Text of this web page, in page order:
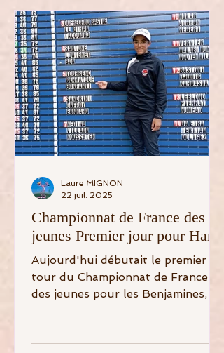
Championnat de France des
jeunes Premier jour pour Hania
Aujourd'hui débutait le premier
tour du Championnat de France
des jeunes pour les Benjamines,
Laure MIGNON
22 juil. 2025